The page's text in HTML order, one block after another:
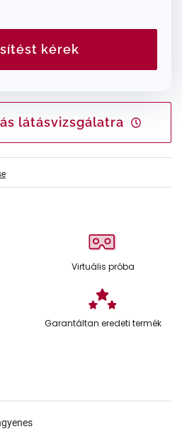
kérek
látásvizsgálatra
Virtuális próba
Garantáltan eredeti termék